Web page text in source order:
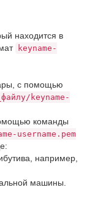
находится в
keyname-
с помощью
keyname-
команды
username.pem
например,
машины.